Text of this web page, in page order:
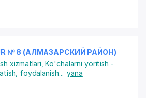
№ 8 (АЛМАЗАРСКИЙ РАЙОН)
xizmatlari ,Ko'chalarni yoritish -
foydalanish... yana